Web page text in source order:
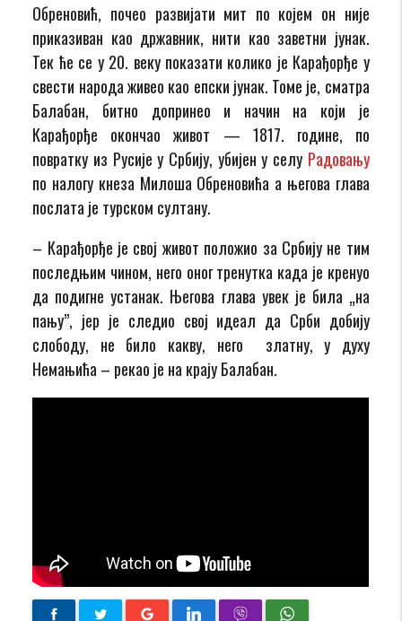
Обреновић, почео развијати мит по којем он није
приказиван као државник, нити као заветни јунак.
Тек ће се у 20. веку показати колико је Карађорђе у
свести народа живео као епски јунак. Томе је, сматра
Балабан, битно допринео и начин на који је
Карађорђе окончао живот — 1817. године, по
повратку из Русије у Србију, убијен у селу Радовању
по налогу кнеза Милоша Обреновића а његова глава
послата је турском султану.
– Карађорђе је свој живот положио за Србију не тим
последњим чином, него оног тренутка када је кренуо
да подигне устанак. Његова глава увек је била „на
пању”, јер је следио свој идеал да Срби добију
слободу, не било какву, него златну, у духу
Немањића – рекао је на крају Балабан.